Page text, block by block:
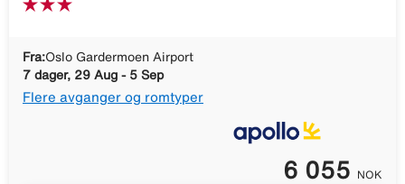
Fra:Oslo Gardermoen Airport
7 dager, 29 Aug - 5 Sep
Flere avganger og romtyper
6 055 NOK